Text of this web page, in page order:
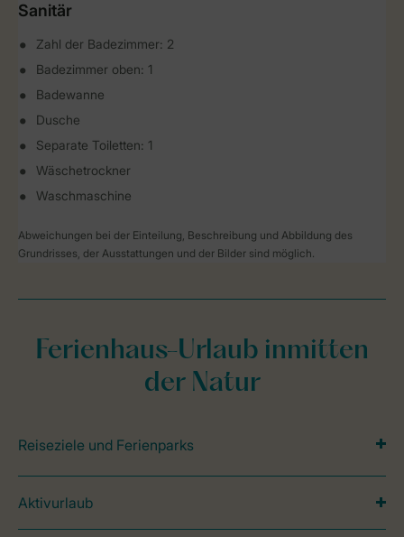
Sanitär
Zahl der Badezimmer: 2
Badezimmer oben: 1
Badewanne
Dusche
Separate Toiletten: 1
Wäschetrockner
Waschmaschine
Abweichungen bei der Einteilung, Beschreibung und Abbildung des
Grundrisses, der Ausstattungen und der Bilder sind möglich.
Ferienhaus-Urlaub inmitten
der Natur
Reiseziele und Ferienparks
Aktivurlaub